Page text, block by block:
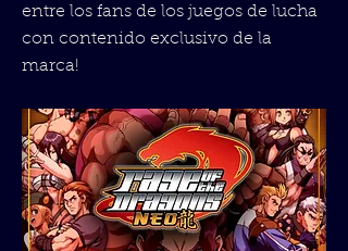
entre los fans de los juegos de lucha
con contenido exclusivo de la
marca!